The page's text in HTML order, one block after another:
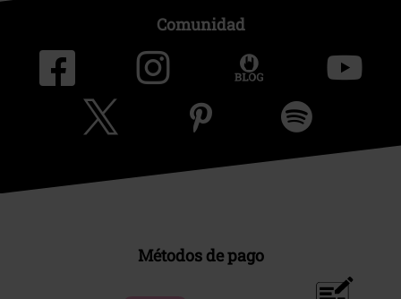
Comunidad
Métodos de pago